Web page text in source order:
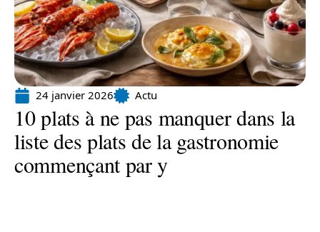
24 janvier 2026 Actu
10 plats à ne pas manquer dans la
liste des plats de la gastronomie
commençant par y